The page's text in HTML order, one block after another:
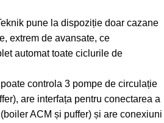
pune la dispoziție doar cazane
extrem de avansate, ce
automat toate ciclurile de
controla 3 pompe de circulație
are interfața pentru conectarea a
ACM și puffer) și are conexiuni